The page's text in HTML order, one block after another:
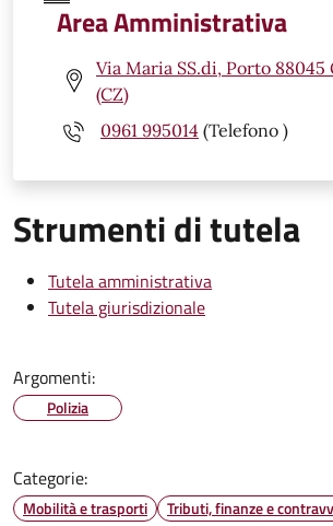
Area Amministrativa
Via Maria SS.di, Porto
(CZ)
0961 995014 (Telefono )
Strumenti di tutela
Tutela amministrativa
Tutela giurisdizionale
Argomenti:
Polizia
Categorie:
Mobilità e trasporti Tributi, finanze e